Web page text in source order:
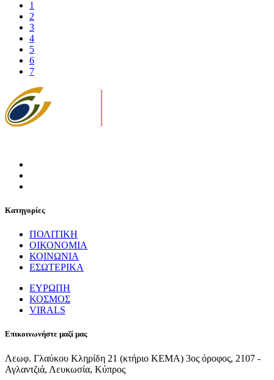
1
2
3
4
5
6
7
Κατηγορίες
ΠΟΛΙΤΙΚΗ
ΟΙΚΟΝΟΜΙΑ
ΚΟΙΝΩΝΙΑ
ΕΣΩΤΕΡΙΚΑ
ΕΥΡΩΠΗ
ΚΟΣΜΟΣ
VIRALS
Επικοινωνήστε μαζί μας
Λεωφ. Γλαύκου Κληρίδη 21 (κτήριο ΚΕΜΑ) 3ος όροφος, 2107 -
Αγλαντζιά, Λευκωσία, Κύπρος